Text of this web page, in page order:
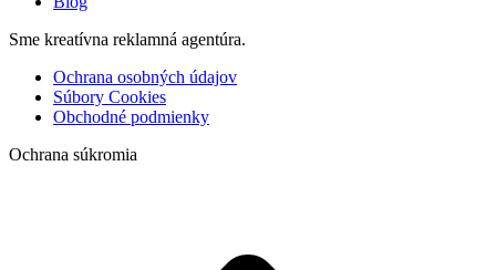
Sme kreatívna reklamná agentúra.
Ochrana osobných údajov
Súbory Cookies
Obchodné podmienky
Ochrana súkromia